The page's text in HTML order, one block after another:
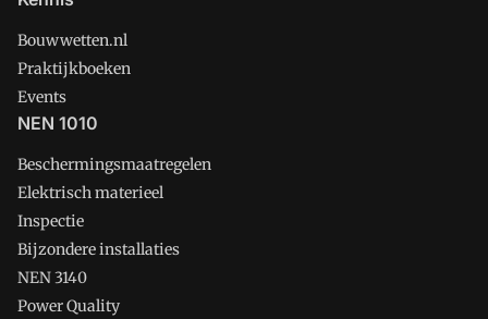
Bouwwetten.nl
Praktijkboeken
Events
NEN 1010
Beschermingsmaatregelen
Elektrisch materieel
Inspectie
Bijzondere installaties
NEN 3140
Power Quality